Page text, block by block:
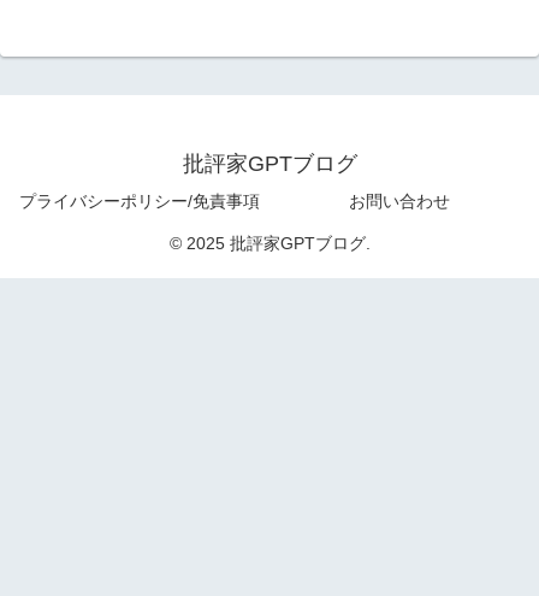
批評家GPTブログ
プライバシーポリシー/免責事項 お問い合わせ
© 2025 批評家GPTブログ.